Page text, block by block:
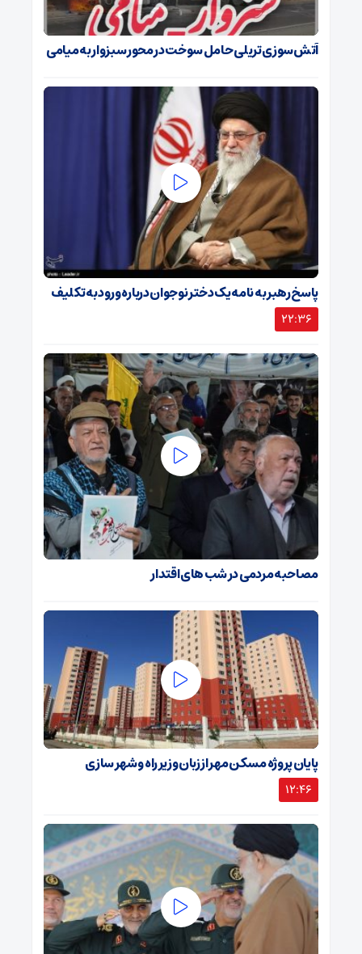
آتش‌سوزی تریلی حامل سوخت در محور سبزوار به میامی
پاسخ رهبر به نامه یک دختر نوجوان درباره ورود به تکلیف
22:36
مصاحبه مردمی در شب های اقتدار
پایان پروژه مسکن مهر از زبان وزیر راه و شهر سازی
12:46